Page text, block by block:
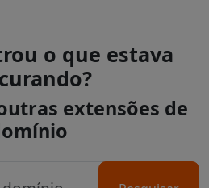
o que estava
extensões de